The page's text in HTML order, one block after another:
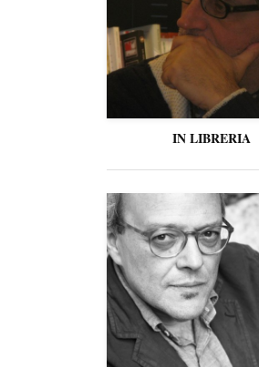
IN LIBRERIA